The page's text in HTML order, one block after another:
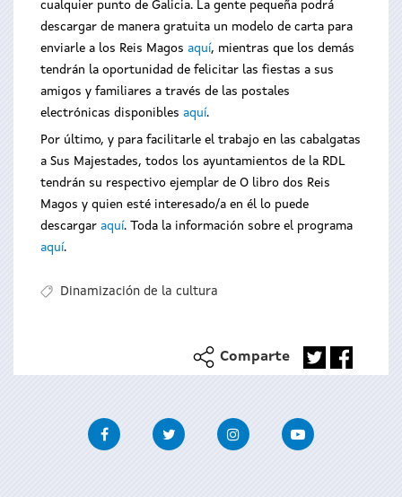
cualquier punto de Galicia. La gente pequeña podrá
descargar de manera gratuita un modelo de carta para
enviarle a los Reis Magos aquí, mientras que los demás
tendrán la oportunidad de felicitar las fiestas a sus
amigos y familiares a través de las postales
electrónicas disponibles aquí.
Por último, y para facilitarle el trabajo en las cabalgatas
a Sus Majestades, todos los ayuntamientos de la RDL
tendrán su respectivo ejemplar de O libro dos Reis
Magos y quien esté interesado/a en él lo puede
descargar aquí. Toda la información sobre el programa
aquí.
Dinamización de la cultura
Comparte
FacebookTwitter InstagramYoutube